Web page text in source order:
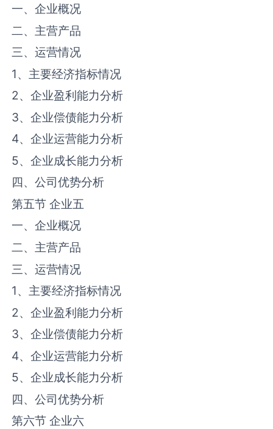
一、企业概况
二、主营产品
三、运营情况
1、主要经济指标情况
2、企业盈利能力分析
3、企业偿债能力分析
4、企业运营能力分析
5、企业成长能力分析
四、公司优势分析
第五节 企业五
一、企业概况
二、主营产品
三、运营情况
1、主要经济指标情况
2、企业盈利能力分析
3、企业偿债能力分析
4、企业运营能力分析
5、企业成长能力分析
四、公司优势分析
第六节 企业六